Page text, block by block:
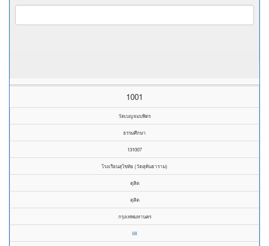
1001
วัดเบญจมบพิตร
ธรรมศึกษา
131007
โรงเรียนสุโขทัย (วัดสุคันธาราม)
ดุสิต
ดุสิต
กรุงเทพมหานคร
68